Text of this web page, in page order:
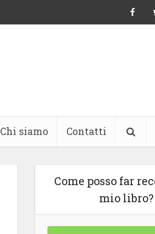
Chi siamo Contatti
Come posso far
mio libro?